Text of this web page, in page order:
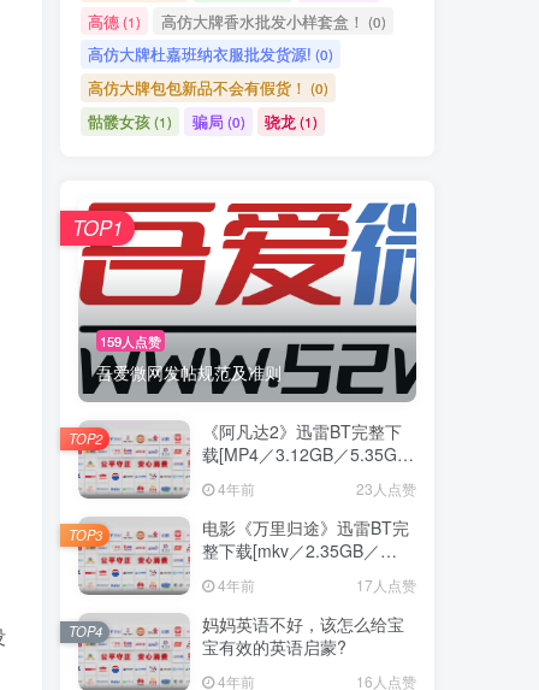
高德(1) 高仿大牌香水批发小样套盒！ (0)
高仿大牌杜嘉班纳衣服批发货源! (0)
高仿大牌包包新品不会有假货！ (0)
骷髅女孩(1) 骗局 (0) 骁龙(1)
159人点赞
吾爱微网发帖规范及准则
TOP1
《阿凡达2》迅雷BT完整下
载[MP4／3.12GB／5.35GB]
4年前 23人点赞
TOP2
电影《万里归途》迅雷BT完
整下载[mkv／2.35GB／
4年前 17人点赞
TOP3
妈妈英语不好，该怎么给宝
宝有效的英语启蒙?
4年前 16人点赞
TOP4